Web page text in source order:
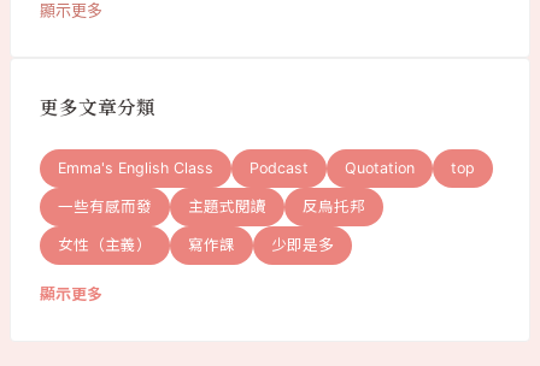
顯示更多
更多文章分類
Emma's English Class Podcast Quotation top
一些有感而發 主題式閱讀 反烏托邦
女性（主義） 寫作課 少即是多
顯示更多